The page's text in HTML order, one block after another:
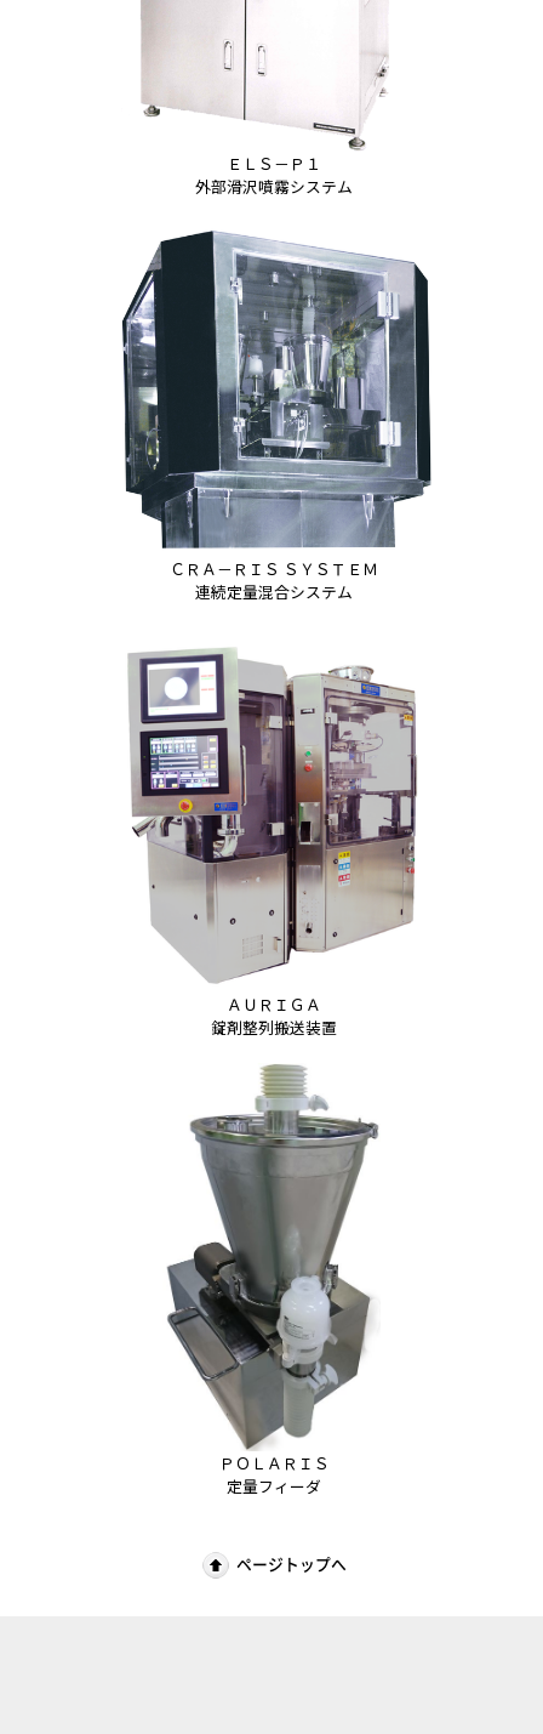
ＥＬＳ－Ｐ１
外部滑沢噴霧システム
ＣＲＡ－ＲＩＳ ＳＹＳＴＥＭ
連続定量混合システム
ＡＵＲＩＧＡ
錠剤整列搬送装置
ＰＯＬＡＲＩＳ
定量フィーダ
ページトップへ